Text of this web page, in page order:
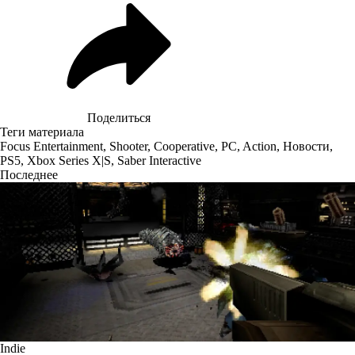
Поделиться
Теги материала
Focus Entertainment, Shooter, Cooperative, PC, Action, Новости,
PS5, Xbox Series X|S, Saber Interactive
Последнее
Indie